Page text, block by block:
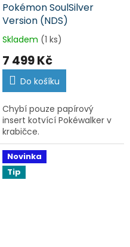
Pokémon SoulSilver
Version (NDS)
Skladem (1 ks)
7 499 Kč
Do košíku
Chybí pouze papírový
insert kotvící Pokéwalker v
krabičce.
Novinka
Tip